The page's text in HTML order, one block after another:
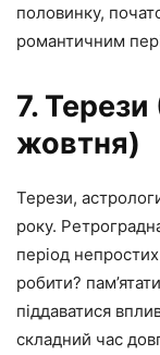
половинку,
романтичним
7.
жовтня)
Терези,
року.
період
робити?
піддаватися
складний час